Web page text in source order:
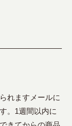
れますメールに
。1週間以内に